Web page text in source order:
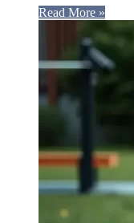
Read More »